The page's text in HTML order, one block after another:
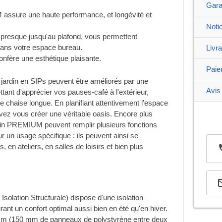
assure une haute performance, et longévité et
jusqu'au plafond, vous permettent
votre espace bureau.
une esthétique plaisante.
en SIPs peuvent être améliorés par une
d'apprécier vos pauses-café à l'extérieur,
chaise longue. En planifiant attentivement l'espace
vous créer une véritable oasis. Encore plus
PREMIUM peuvent remplir plusieurs fonctions
un usage spécifique : ils peuvent ainsi se
en ateliers, en salles de loisirs et bien plus
Structurale) dispose d'une isolation
un confort optimal aussi bien en été qu'en hiver.
(150 mm de panneaux de polystyrène entre deux
Avis